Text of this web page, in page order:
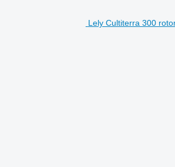
Lely Cultiterra 300